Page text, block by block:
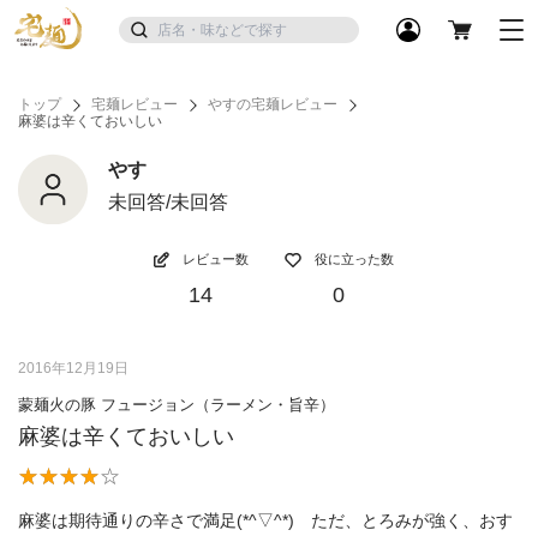
トップ 宅麺レビュー
やすの宅麺レビュー
麻婆は辛くておいしい
やす
未回答/未回答
レビュー数
14
役に立った数
0
2016年12月19日
蒙麺火の豚 フュージョン（ラーメン・旨辛）
麻婆は辛くておいしい
麻婆は期待通りの辛さで満足(*^▽^*) ただ、とろみが強く、おす